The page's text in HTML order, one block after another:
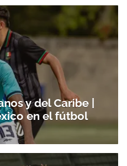
y del Caribe |
en el fútbol